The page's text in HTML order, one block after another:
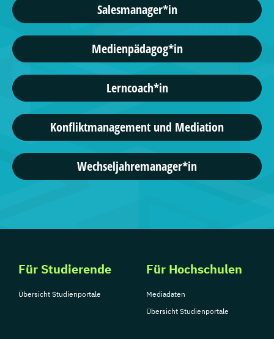
Salesmanager*in
Medienpädagog*in
Lerncoach*in
Konfliktmanagement und Mediation
Wechseljahremanager*in
Für Studierende
Übersicht Studienportale
Für Hochschulen
Mediadaten
Übersicht Studienportale